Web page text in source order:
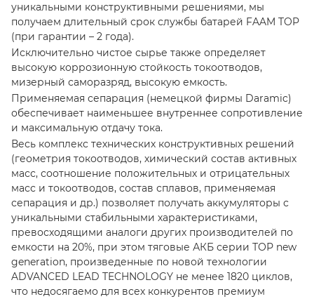
уникальными конструктивными решениями, мы
получаем длительный срок службы батарей FAAM TOP
(при гарантии – 2 года).
Исключительно чистое сырье также определяет
высокую коррозионную стойкость токоотводов,
мизерный саморазряд, высокую емкость.
Применяемая сепарация (немецкой фирмы Daramic)
обеспечивает наименьшее внутреннее сопротивление
и максимальную отдачу тока.
Весь комплекс технических конструктивных решений
(геометрия токоотводов, химический состав активных
масс, соотношение положительных и отрицательных
масс и токоотводов, состав сплавов, применяемая
сепарация и др.) позволяет получать аккумуляторы с
уникальными стабильными характеристиками,
превосходящими аналоги других производителей по
емкости на 20%, при этом тяговые АКБ серии ТОР new
generation, произведенные по новой технологии
ADVANCED LEAD TECHNOLOGY не менее 1820 циклов,
что недосягаемо для всех конкурентов премиум